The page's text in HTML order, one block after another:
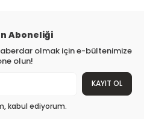
Aboneliği
olmak için e-bültenimize
olun!
KAYIT OL
kabul ediyorum.